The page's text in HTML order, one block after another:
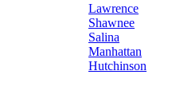
Lawrence
Shawnee
Salina
Manhattan
Hutchinson